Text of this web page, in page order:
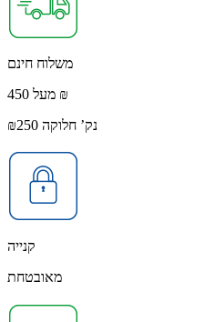
משלוח חינם
מעל 450 ₪
נק’ חלוקה ₪250
קנייה
מאובטחת